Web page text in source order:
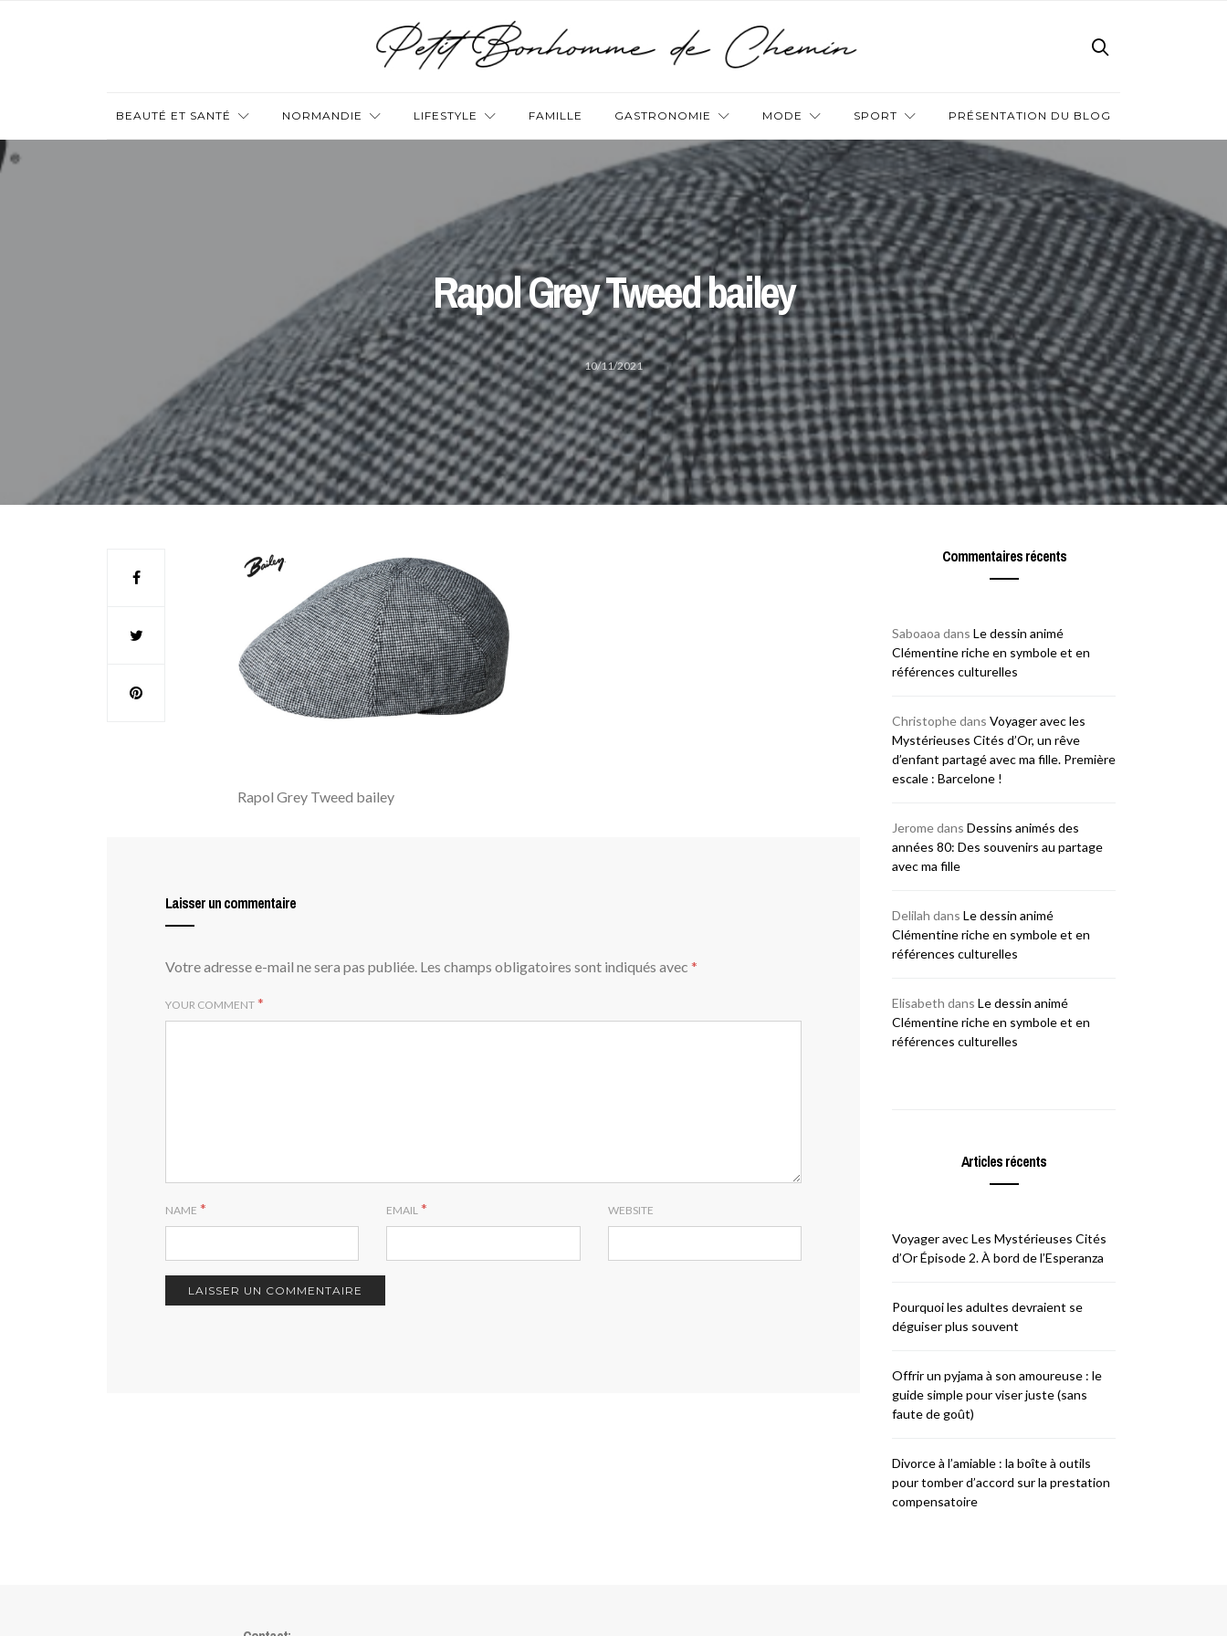
BEAUTÉ ET SANTÉ NORMANDIE LIFESTYLE FAMILLE GASTRONOMIE MODE SPORT PRÉSENTATION DU BLOG
Rapol Grey Tweed bailey
10/11/2021
Rapol Grey Tweed bailey
Laisser un commentaire
Votre adresse e-mail ne sera pas publiée. Les champs obligatoires sont indiqués avec *
YOUR COMMENT *
NAME * EMAIL * WEBSITE
Commentaires récents
Saboaoa dans Le dessin animé
Clémentine riche en symbole et en
références culturelles
Christophedans Voyager avec les
Mystérieuses Cités d’Or, un rêve
d’enfant partagé avec ma fille. Première
escale : Barcelone !
Jeromedans Dessins animés des
années 80: Des souvenirs au partage
avec ma fille
Delilah dans Le dessin animé
Clémentine riche en symbole et en
références culturelles
Elisabeth dans Le dessin animé
Clémentine riche en symbole et en
références culturelles
Articles récents
Voyager avec Les Mystérieuses Cités
d’Or Épisode 2. À bord de l’Esperanza
Pourquoi les adultes devraient se
déguiser plus souvent
Offrir un pyjama à son amoureuse : le
guide simple pour viser juste (sans
faute de goût)
Divorce à l’amiable : la boîte à outils
pour tomber d’accord sur la prestation
compensatoire